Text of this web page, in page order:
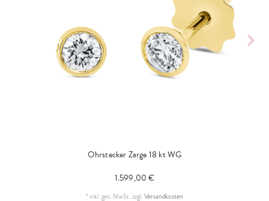
Ohrstecker Zarge 18 kt WG
1.599,00 €
* inkl. ges. MwSt.zzgl.Versandkosten